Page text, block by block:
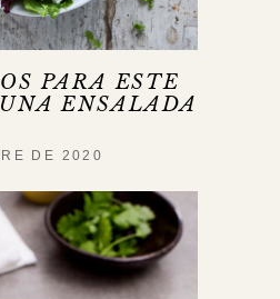
PARA ESTE
ENSALADA
DE 2020